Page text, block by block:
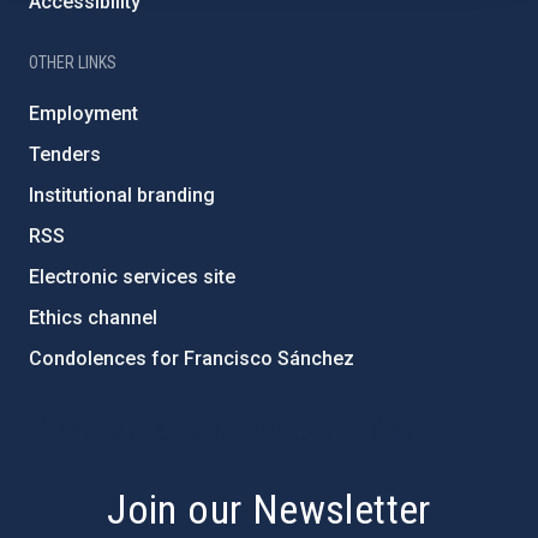
OTHER LINKS
Employment
Tenders
Institutional branding
RSS
Electronic services site
Ethics channel
Condolences for Francisco Sánchez
Join our Newsletter